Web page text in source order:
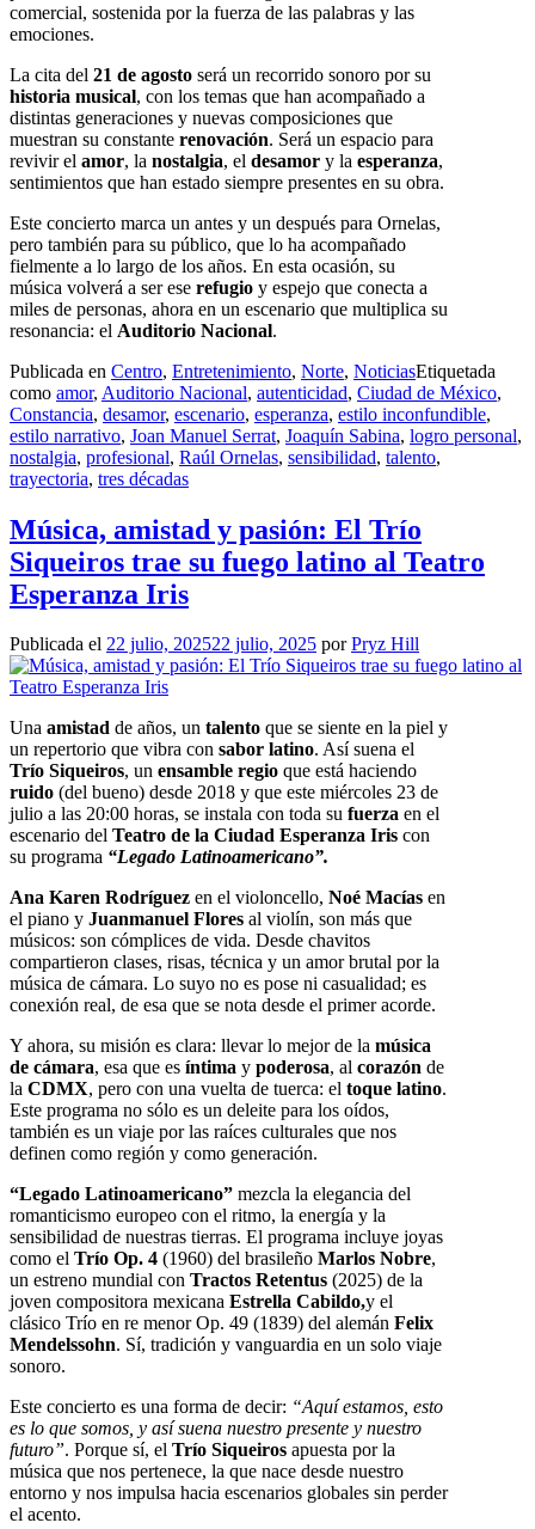
comercial, sostenida por la fuerza de las palabras y las
emociones.
La cita del 21 de agosto será un recorrido sonoro por su
historia musical, con los temas que han acompañado a
distintas generaciones y nuevas composiciones que
muestran su constante renovación. Será un espacio para
revivir el amor, la nostalgia, el desamor y la esperanza,
sentimientos que han estado siempre presentes en su obra.
Este concierto marca un antes y un después para Ornelas,
pero también para su público, que lo ha acompañado
fielmente a lo largo de los años. En esta ocasión, su
música volverá a ser ese refugio y espejo que conecta a
miles de personas, ahora en un escenario que multiplica su
resonancia: el Auditorio Nacional.
Publicada en Centro, Entretenimiento, Norte, NoticiasEtiquetada
como amor, Auditorio Nacional, autenticidad, Ciudad de México,
Constancia, desamor, escenario, esperanza, estilo inconfundible,
estilo narrativo, Joan Manuel Serrat, Joaquín Sabina, logro personal,
nostalgia, profesional, Raúl Ornelas, sensibilidad, talento,
trayectoria, tres décadas
Música, amistad y pasión: El Trío
Siqueiros trae su fuego latino al Teatro
Esperanza Iris
Publicada el 22 julio, 202522 julio, 2025 porPryz Hill
Una amistad de años, un talento que se siente en la piel y
un repertorio que vibra con sabor latino. Así suena el
Trío Siqueiros, un ensamble regio que está haciendo
ruido (del bueno) desde 2018 y que este miércoles 23 de
julio a las 20:00 horas, se instala con toda su fuerza en el
escenario del Teatro de la Ciudad Esperanza Iris con
su programa “Legado Latinoamericano”.
Ana Karen Rodríguez en el violoncello, Noé Macías en
el piano y Juanmanuel Flores al violín, son más que
músicos: son cómplices de vida. Desde chavitos
compartieron clases, risas, técnica y un amor brutal por la
música de cámara. Lo suyo no es pose ni casualidad; es
conexión real, de esa que se nota desde el primer acorde.
Y ahora, su misión es clara: llevar lo mejor de la música
de cámara, esa que es íntima y poderosa, al corazón de
la CDMX, pero con una vuelta de tuerca: el toque latino.
Este programa no sólo es un deleite para los oídos,
también es un viaje por las raíces culturales que nos
definen como región y como generación.
“Legado Latinoamericano” mezcla la elegancia del
romanticismo europeo con el ritmo, la energía y la
sensibilidad de nuestras tierras. El programa incluye joyas
como el Trío Op. 4 (1960) del brasileño Marlos Nobre,
un estreno mundial con Tractos Retentus (2025) de la
joven compositora mexicana Estrella Cabildo,y el
clásico Trío en re menor Op. 49 (1839) del alemán Felix
Mendelssohn. Sí, tradición y vanguardia en un solo viaje
sonoro.
Este concierto es una forma de decir: “Aquí estamos, esto
es lo que somos, y así suena nuestro presente y nuestro
futuro”. Porque sí, el Trío Siqueiros apuesta por la
música que nos pertenece, la que nace desde nuestro
entorno y nos impulsa hacia escenarios globales sin perder
el acento.